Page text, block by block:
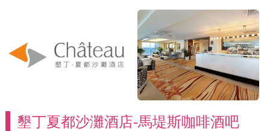
墾丁夏都沙灘酒店-馬堤斯咖啡酒吧